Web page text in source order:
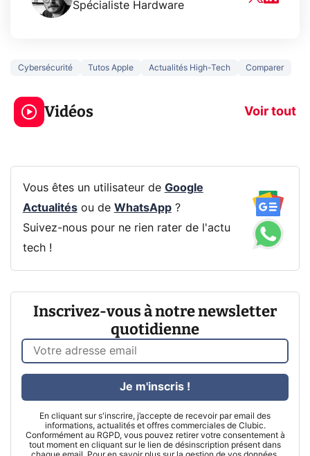
Spécialiste Hardware
Cybersécurité Tutos Apple Actualités High-Tech Comparer
Vidéos Voir tout
3 écrans en 1 pour
319€ ? Voici L'AOC
CQ32G4ZA !
5 générations
prochaine
Vous êtes un utilisateur de Google
Actualitésou de WhatsApp?
Suivez-nous pour ne rien rater de l'actu
tech !
Inscrivez-vous à notre newsletter
quotidienne
En cliquant sur s'inscrire, j’accepte de recevoir par email des
informations, actualités et offres commerciales de Clubic.
Conformément au RGPD, vous pouvez retirer votre consentement à
tout moment en cliquant sur le lien de désinscription présent dans
Je m'inscris !